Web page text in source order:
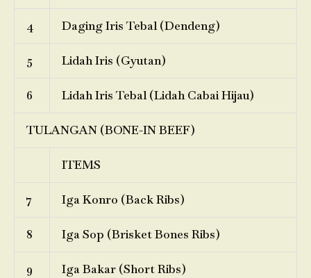
4 Daging Iris Tebal (Dendeng)
5 Lidah Iris (Gyutan)
6 Lidah Iris Tebal (Lidah Cabai Hijau)
TULANGAN (BONE-IN BEEF)
ITEMS
7 Iga Konro (Back Ribs)
8 Iga Sop (Brisket Bones Ribs)
9 Iga Bakar (Short Ribs)